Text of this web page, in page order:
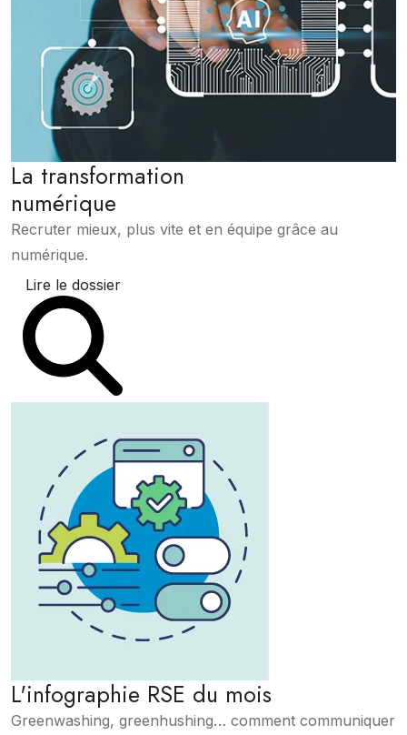
La transformation
numérique
Recruter mieux, plus vite et en équipe grâce au
numérique.
Lire le dossier
L'infographie RSE du mois
Greenwashing, greenhushing… comment communiquer